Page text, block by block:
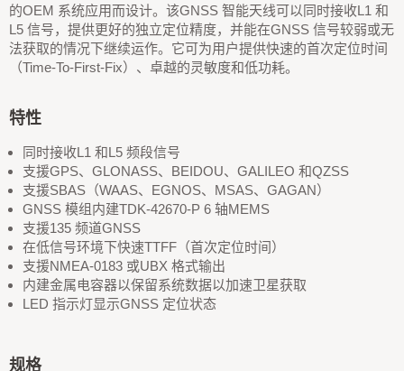
的OEM 系统应用而设计。该GNSS 智能天线可以同时接收L1 和
L5 信号，提供更好的独立定位精度，并能在GNSS 信号较弱或无
法获取的情况下继续运作。它可为用户提供快速的首次定位时间
（Time-To-First-Fix）、卓越的灵敏度和低功耗。
特性
同时接收L1 和L5 频段信号
支援GPS、GLONASS、BEIDOU、GALILEO 和QZSS
支援SBAS（WAAS、EGNOS、MSAS、GAGAN）
GNSS 模组内建TDK-42670-P 6 轴MEMS
支援135 频道GNSS
在低信号环境下快速TTFF（首次定位时间）
支援NMEA-0183 或UBX 格式输出
内建金属电容器以保留系统数据以加速卫星获取
LED 指示灯显示GNSS 定位状态
规格